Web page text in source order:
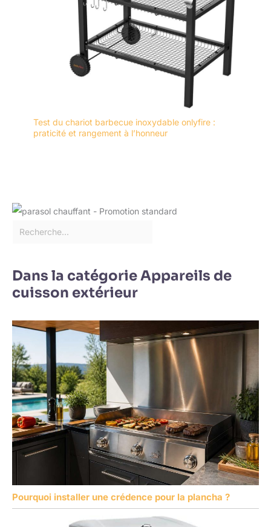
Test du chariot barbecue inoxydable onlyfire :
praticité et rangement à l’honneur
Dans la catégorie Appareils de
cuisson extérieur
Pourquoi installer une crédence pour la plancha ?